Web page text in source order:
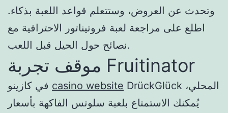
وتحدث عن العروض، وستتعلم قواعد اللعبة بذكاء.
اطلع على مراجعة لعبة فروتيناتور الاحترافية مع
نصائح حول الحيل قبل اللعب.
موقف تجربة Fruitinator
casino website DrückGlück المحلي،
يُمكنك الاستمتاع بلعبة سلوتس الفاكهة بأسعار